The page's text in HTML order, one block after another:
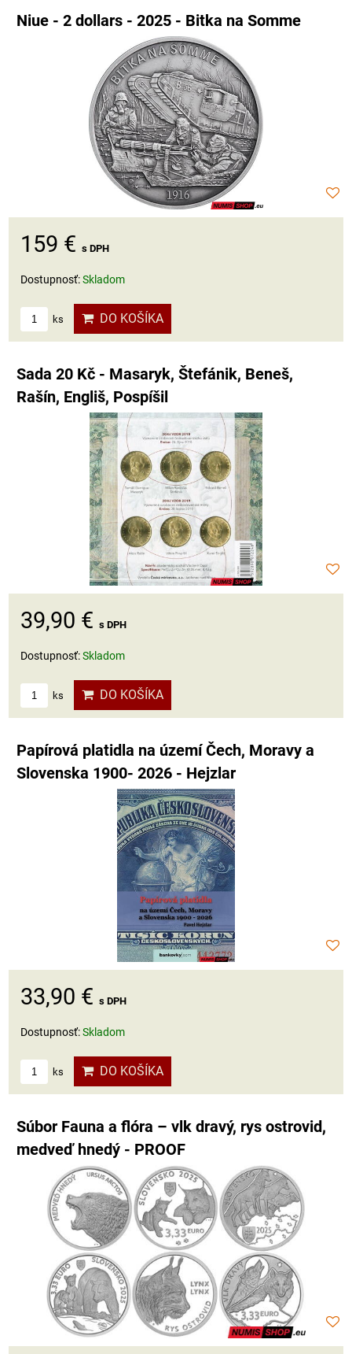
Niue - 2 dollars - 2025 - Bitka na Somme
159 € s DPH
Dostupnosť:Skladom
ks DO KOŠÍKA
Sada 20 Kč - Masaryk, Štefánik, Beneš,
Rašín, Engliš, Pospíšil
39,90 € s DPH
Dostupnosť:Skladom
ks DO KOŠÍKA
Papírová platidla na území Čech, Moravy a
Slovenska 1900- 2026 - Hejzlar
33,90 € s DPH
Dostupnosť:Skladom
ks DO KOŠÍKA
Súbor Fauna a flóra – vlk dravý, rys ostrovid,
medveď hnedý - PROOF